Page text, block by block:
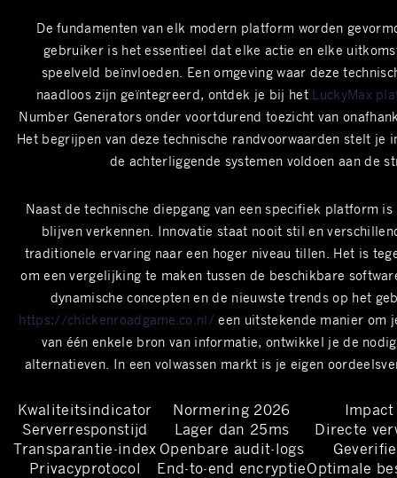
De fundamenten van elk modern platform worden
gebruiker is het essentieel dat elke actie en elke
speelveld beïnvloeden. Een omgeving waar deze
naadloos zijn geïntegreerd, ontdek je bij het LuckyMax
Number Generators onder voortdurend toezicht van
Het begrijpen van deze technische randvoorwaarden stelt
de achterliggende systemen voldoen aan de
Naast de technische diepgang van een specifiek platform
blijven verkennen. Innovatie staat nooit stil en
traditionele ervaring naar een hoger niveau tillen. Het is
om een vergelijking te maken tussen de beschikbare
dynamische concepten en de nieuwste trends op het
https://chickenroadgame.co.nl/ een uitstekende manier om
van één enkele bron van informatie, ontwikkel je de
alternatieven. In een volwassen markt is je eigen
Kwaliteitsindicator Normering 2026
Serverresponstijd
Lager dan 25ms
Directe
Transparantie-index Openbare audit-logs
Privacyprotocol
End-to-end encryptieOptimale